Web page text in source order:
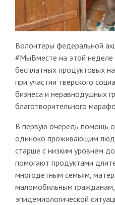
Волонтеры федеральной
#МыВместе на этой
бесплатных продуктовых
при участии тверского
бизнеса и неравнодушных
благотворительного
В первую очередь помощь
одиноко проживающим
старше с низким уровнем
помогают продуктами
многодетным семьям,
маломобильным
эпидемиологической